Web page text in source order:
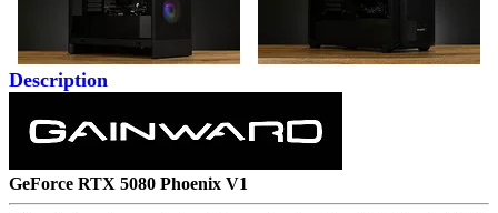
Description
GeForce RTX 5080 Phoenix V1